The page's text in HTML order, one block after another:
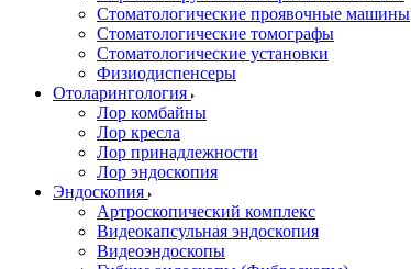
Стоматологические проявочные машины
Стоматологические томографы
Стоматологические установки
Физиодиспенсеры
Отоларингология
Лор комбайны
Лор кресла
Лор принадлежности
Лор эндоскопия
Эндоскопия
Артроскопический комплекс
Видеокапсульная эндоскопия
Видеоэндоскопы